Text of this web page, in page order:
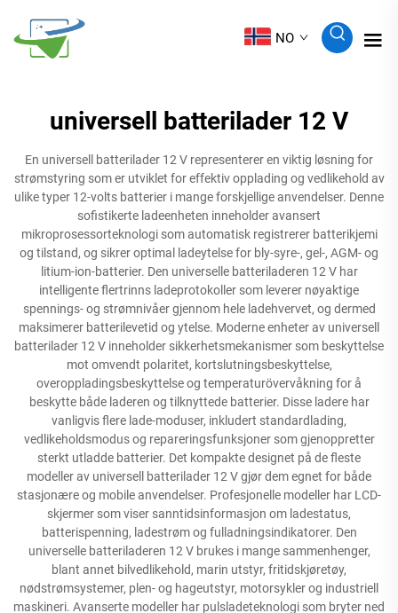
NO
universell batterilader 12 V
En universell batterilader 12 V representerer en viktig løsning for
strømstyring som er utviklet for effektiv opplading og vedlikehold av
ulike typer 12-volts batterier i mange forskjellige anvendelser. Denne
sofistikerte ladeenheten inneholder avansert
mikroprosessorteknologi som automatisk registrerer batterikjemi
og tilstand, og sikrer optimal ladeytelse for bly-syre-, gel-, AGM- og
litium-ion-batterier. Den universelle batteriladeren 12 V har
intelligente flertrinns ladeprotokoller som leverer nøyaktige
spennings- og strømnivåer gjennom hele ladehvervet, og dermed
maksimerer batterilevetid og ytelse. Moderne enheter av universell
batterilader 12 V inneholder sikkerhetsmekanismer som beskyttelse
mot omvendt polaritet, kortslutningsbeskyttelse,
overoppladingsbeskyttelse og temperaturövervåkning for å
beskytte både laderen og tilknyttede batterier. Disse ladere har
vanligvis flere lade-moduser, inkludert standardlading,
vedlikeholdsmodus og repareringsfunksjoner som gjenoppretter
sterkt utladde batterier. Det kompakte designet på de fleste
modeller av universell batterilader 12 V gjør dem egnet for både
stasjonære og mobile anvendelser. Profesjonelle modeller har LCD-
skjermer som viser sanntidsinformasjon om ladestatus,
batterispenning, ladestrøm og fulladningsindikatorer. Den
universelle batteriladeren 12 V brukes i mange sammenhenger,
blant annet bilvedlikehold, marin utstyr, fritidskjøretøy,
nødstrømsystemer, plen- og hageutstyr, motorsykler og industriell
maskineri. Avanserte modeller har pulsladeteknologi som bryter ned